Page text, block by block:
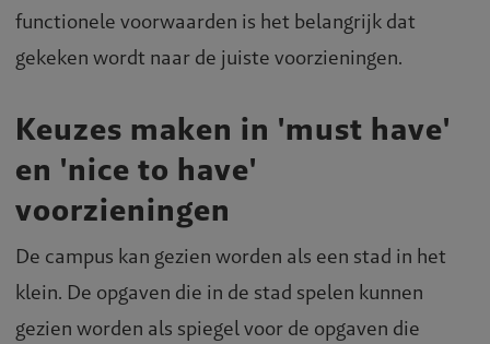
functionele voorwaarden is het belangrijk dat
gekeken wordt naar de juiste voorzieningen.
Keuzes maken in 'must have'
en 'nice to have'
voorzieningen
De campus kan gezien worden als een stad in het
klein. De opgaven die in de stad spelen kunnen
gezien worden als spiegel voor de opgaven die